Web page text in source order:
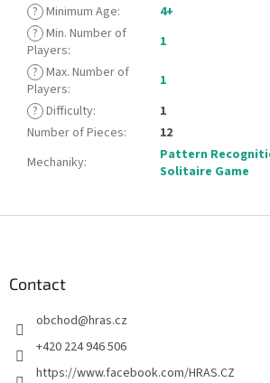
? Minimum Age:
4+
? Min. Number of
Players:
1
? Max. Number of
Players:
1
? Difficulty:
1
Number of Pieces:
12
Mechaniky: Pattern
Solitaire Game
Contact
obchod@hras.cz
+420 224 946 506
https://www.facebook.com/HRAS.CZ